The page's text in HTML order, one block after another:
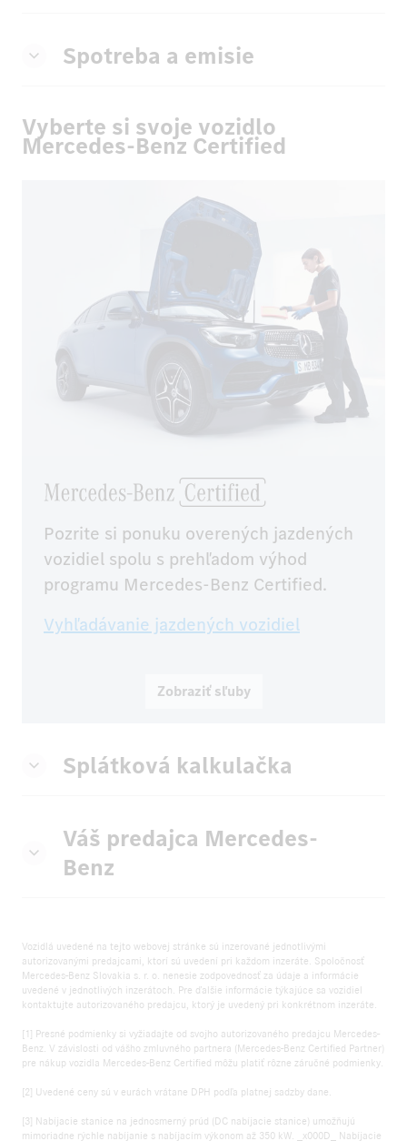
Spotreba a emisie
Vyberte si svoje vozidlo
Mercedes-Benz Certified
Pozrite si ponuku overených jazdených
vozidiel spolu s prehľadom výhod
programu Mercedes-Benz Certified.
Vyhľadávanie jazdených vozidiel
Zobraziť sľuby
Splátková kalkulačka
Váš predajca Mercedes-
Benz
Vozidlá uvedené na tejto webovej stránke sú inzerované jednotlivými
autorizovanými predajcami, ktorí sú uvedení pri každom inzeráte. Spoločnosť
Mercedes-Benz Slovakia s. r. o. nenesie zodpovednosť za údaje a informácie
uvedené v jednotlivých inzerátoch. Pre ďalšie informácie týkajúce sa vozidiel
kontaktujte autorizovaného predajcu, ktorý je uvedený pri konkrétnom inzeráte.
[1] Presné podmienky si vyžiadajte od svojho autorizovaného predajcu Mercedes-
Benz. V závislosti od vášho zmluvného partnera (Mercedes-Benz Certified Partner)
pre nákup vozidla Mercedes-Benz Certified môžu platiť rôzne záručné podmienky.
[2] Uvedené ceny sú v eurách vrátane DPH podľa platnej sadzby dane.
[3] Nabíjacie stanice na jednosmerný prúd (DC nabíjacie stanice) umožňujú
mimoriadne rýchle nabíjanie s nabíjacím výkonom až 350 kW. _x000D_ Nabíjacie